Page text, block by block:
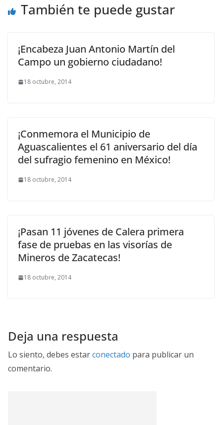
También te puede gustar
¡Encabeza Juan Antonio Martín del
Campo un gobierno ciudadano!
18 octubre, 2014
¡Conmemora el Municipio de
Aguascalientes el 61 aniversario del día
del sufragio femenino en México!
18 octubre, 2014
¡Pasan 11 jóvenes de Calera primera
fase de pruebas en las visorías de
Mineros de Zacatecas!
18 octubre, 2014
Deja una respuesta
Lo siento, debes estarconectado para publicar un
comentario.